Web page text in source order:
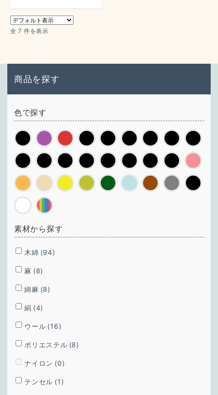
全 7 件を表示
商品を探す
色で探す
素材から探す
木綿 (94)
麻 (8)
綿麻 (8)
絹 (4)
ウール (16)
ポリエステル (8)
ナイロン (0)
テンセル (1)